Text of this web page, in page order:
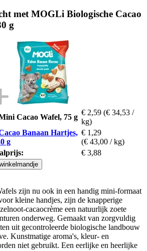
met MOGLi Biologische Cacao
g
Cacao Wafel, 75 g
€ 2,59 (€ 34,53 /
kg)
Banaan Hartjes,
g
€ 1,29
(€ 43,00 / kg)
€ 3,88
zijn nu ook in een handig mini-formaat
kleine handjes, zijn de knapperige
cacaocrème een natuurlijk zoete
onderweg. Gemaakt van zorgvuldig
uit gecontroleerde biologische landbouw
Kunstmatige aroma's, kleur- en
niet gebruikt. Een eerlijke en heerlijke